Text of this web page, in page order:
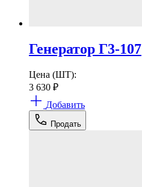
Генератор Г3-107
Цена (ШТ):
3 630 ₽
Добавить
Продать